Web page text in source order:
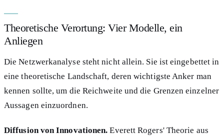
Theoretische Verortung: Vier Modelle, ein
Anliegen
Die Netzwerkanalyse steht nicht allein. Sie ist eingebettet in
eine theoretische Landschaft, deren wichtigste Anker man
kennen sollte, um die Reichweite und die Grenzen einzelner
Aussagen einzuordnen.
Diffusion von Innovationen. Everett Rogers' Theorie aus